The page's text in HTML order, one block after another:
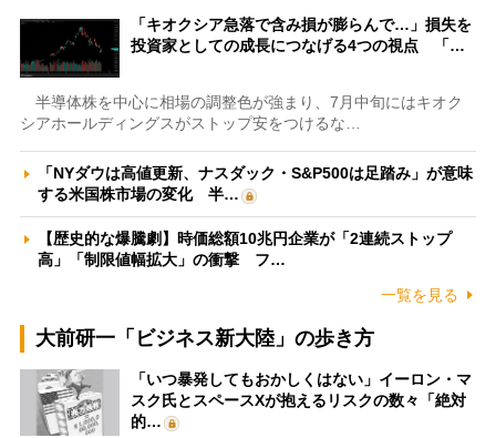
「キオクシア急落で含み損が膨らんで…」損失を
投資家としての成長につなげる4つの視点 「…
半導体株を中心に相場の調整色が強まり、7月中旬にはキオク
シアホールディングスがストップ安をつけるな…
「NYダウは高値更新、ナスダック・S&P500は足踏み」が意味
する米国株市場の変化 半…
【歴史的な爆騰劇】時価総額10兆円企業が「2連続ストップ
高」「制限値幅拡大」の衝撃 フ…
一覧を見る
大前研一「ビジネス新大陸」の歩き方
「いつ暴発してもおかしくはない」イーロン・マ
スク氏とスペースXが抱えるリスクの数々「絶対
的…